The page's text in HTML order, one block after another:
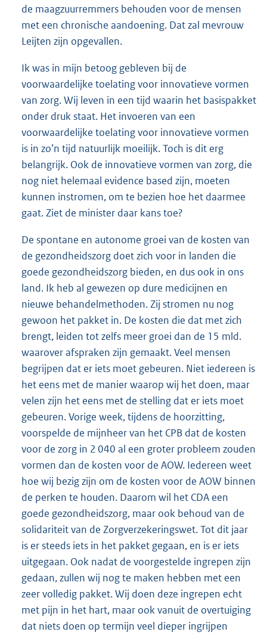
de maagzuurremmers behouden voor de mensen
met een chronische aandoening. Dat zal mevrouw
Leijten zijn opgevallen.
Ik was in mijn betoog gebleven bij de
voorwaardelijke toelating voor innovatieve vormen
van zorg. Wij leven in een tijd waarin het basispakket
onder druk staat. Het invoeren van een
voorwaardelijke toelating voor innovatieve vormen
is in zo’n tijd natuurlijk moeilijk. Toch is dit erg
belangrijk. Ook de innovatieve vormen van zorg, die
nog niet helemaal evidence based zijn, moeten
kunnen instromen, om te bezien hoe het daarmee
gaat. Ziet de minister daar kans toe?
De spontane en autonome groei van de kosten van
de gezondheidszorg doet zich voor in landen die
goede gezondheidszorg bieden, en dus ook in ons
land. Ik heb al gewezen op dure medicijnen en
nieuwe behandelmethoden. Zij stromen nu nog
gewoon het pakket in. De kosten die dat met zich
brengt, leiden tot zelfs meer groei dan de 15 mld.
waarover afspraken zijn gemaakt. Veel mensen
begrijpen dat er iets moet gebeuren. Niet iedereen is
het eens met de manier waarop wij het doen, maar
velen zijn het eens met de stelling dat er iets moet
gebeuren. Vorige week, tijdens de hoorzitting,
voorspelde de mijnheer van het CPB dat de kosten
voor de zorg in 2 040 al een groter probleem zouden
vormen dan de kosten voor de AOW. Iedereen weet
hoe wij bezig zijn om de kosten voor de AOW binnen
de perken te houden. Daarom wil het CDA een
goede gezondheidszorg, maar ook behoud van de
solidariteit van de Zorgverzekeringswet. Tot dit jaar
is er steeds iets in het pakket gegaan, en is er iets
uitgegaan. Ook nadat de voorgestelde ingrepen zijn
gedaan, zullen wij nog te maken hebben met een
zeer volledig pakket. Wij doen deze ingrepen echt
met pijn in het hart, maar ook vanuit de overtuiging
dat niets doen op termijn veel dieper ingrijpen